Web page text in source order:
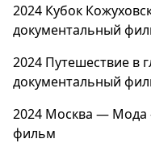
2024 Кубок
документальный
2024 Путешествие в
документальный
2024 Москва — Мода
фильм